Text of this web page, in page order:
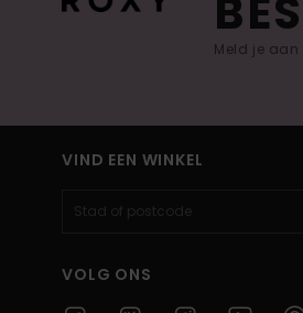
Meld je
VIND EEN WINKEL
VOLG ONS